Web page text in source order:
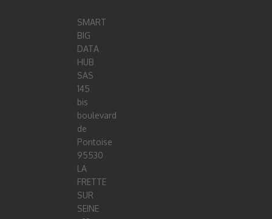
SMART
BIG
DATA
HUB
SAS
145
bis
boulevard
de
Pontoise
95530
LA
FRETTE
SUR
SEINE